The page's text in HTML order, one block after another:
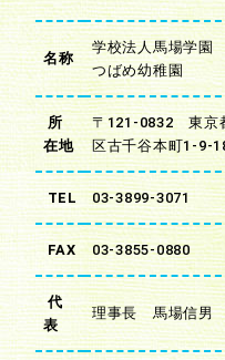
名称
学校法人馬場学
つばめ幼稚園
所
在地
〒121-0832 東京
区古千谷本町1-9-
TEL 03-3899-3071
FAX 03-3855-0880
代
表
理事長 馬場信男